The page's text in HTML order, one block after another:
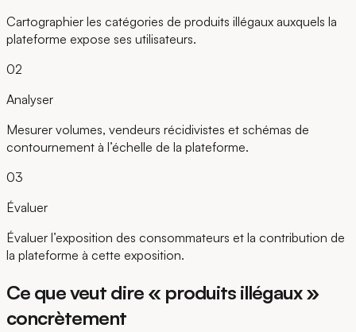
Cartographier les catégories de produits illégaux auxquels la
plateforme expose ses utilisateurs.
02
Analyser
Mesurer volumes, vendeurs récidivistes et schémas de
contournement à l’échelle de la plateforme.
03
Évaluer
Évaluer l’exposition des consommateurs et la contribution de
la plateforme à cette exposition.
Ce que veut dire « produits illégaux »
concrètement